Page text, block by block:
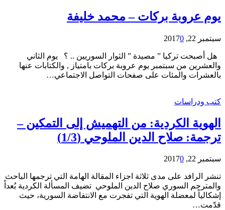
يوم عروبة بركات – محمد خليفة
سبتمبر 22, 2017 0
هل أصبحت تركيا ” مصيدة ” الثوار السوريين .. ؟ يوم الثاني
والعشرين من سبتمبر يوم عروبة بركات بامتياز , والكتابات عنها
بالعشرات والمئات على صفحات التواصل الاجتماعي…
كتب ودراسات
الهوية الكردية: من التهميش إلى التمكين –
ترجمة: صلاح الدين الملوحي (1/3)
سبتمبر 22, 2017 0
تنشر الرافد على مدى ثلاثة اجزاء المقالة الهامة التي ترجمها الباحث
والمترجم السوري صلاح الدين الملوحي تضيف المسألة الكردية بُعداً
إشكالياً لمعضلة الهوية التي تفجرت مع الانتفاضة السورية، حيث
قدّمت…